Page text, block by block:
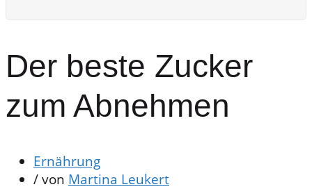
Der beste Zucker
zum Abnehmen
Ernährung
/ von Martina Leukert